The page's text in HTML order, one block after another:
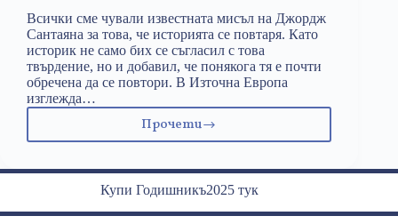
Всички сме чували известната мисъл на Джордж
Сантаяна за това, че историята се повтаря. Като
историк не само бих се съгласил с това
твърдение, но и добавил, че понякога тя е почти
обречена да се повтори. В Източна Европа
изглежда…
ПрочетиМеждуморието
Купи Годишникъ2025 тук